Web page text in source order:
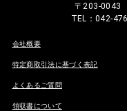
〒203-0043
TEL：042-
会社概要
特定商取引法に基づく表記
よくあるご質問
領収書について